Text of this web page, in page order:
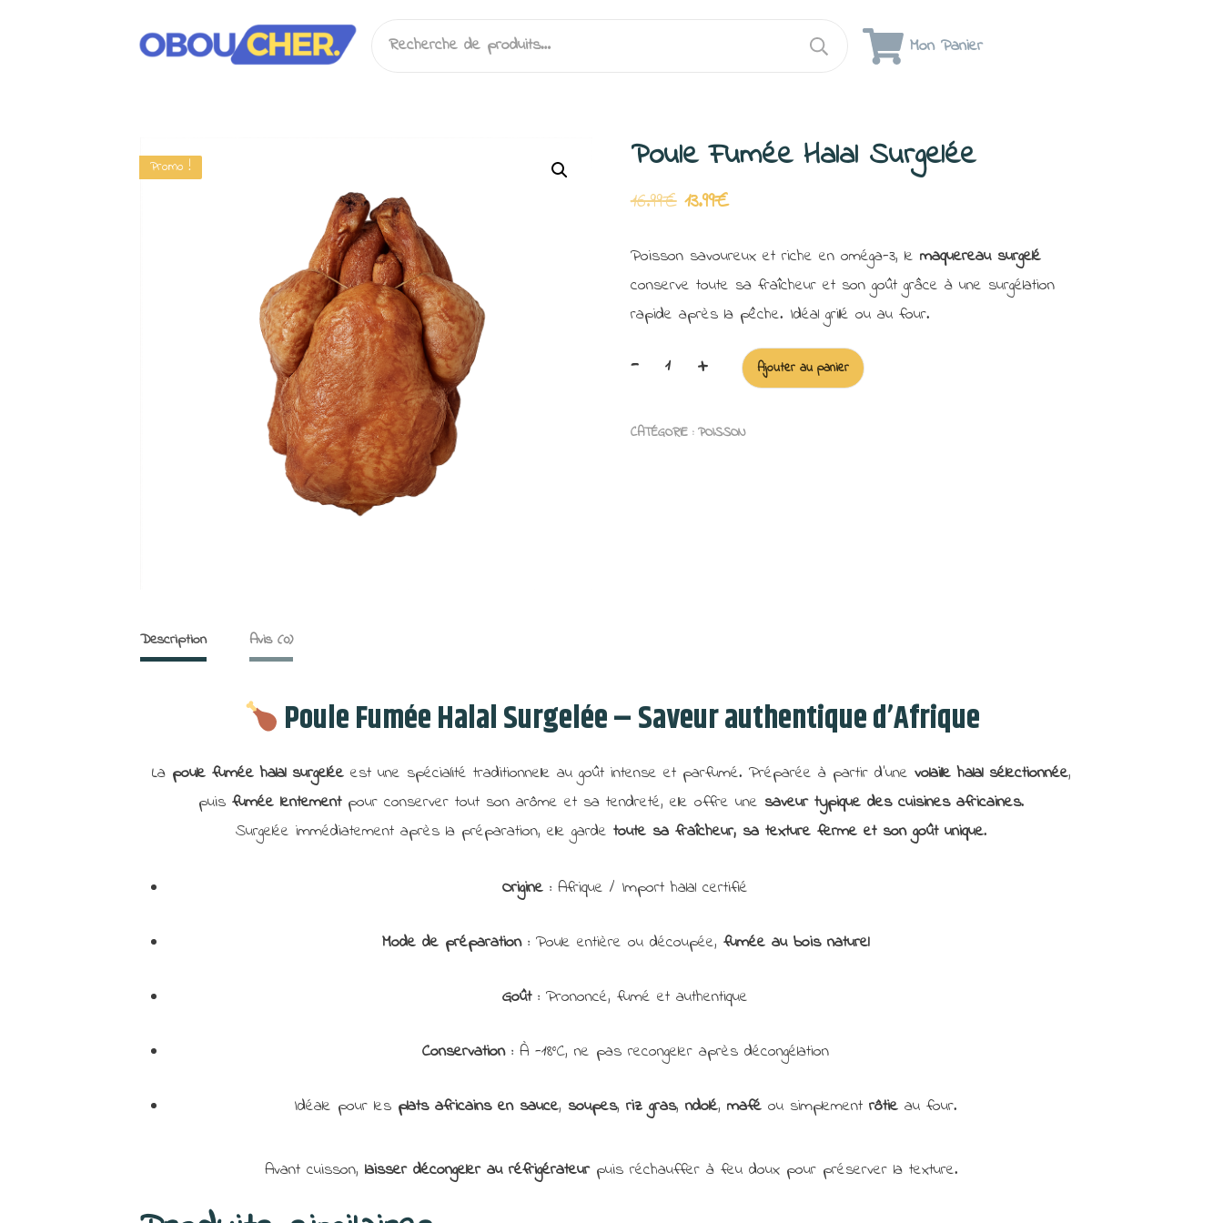
Recherche
Mon Panier
Promo ! Poule Fumée Halal Surgelée
16.99€ Le
initial
était :
13.99€Le
actuel
est :
Poisson savoureux et riche en oméga-3, le maquereau surgelé
conserve toute sa fraîcheur et son goût grâce à une surgélation
rapide après la pêche. Idéal grillé ou au four.
-
Poule
+ Ajouter au panier
CATÉGORIE :POISSON
Description Avis (0)
Poule Fumée Halal Surgelée – Saveur authentique d’Afrique
La poule fumée halal surgelée est une spécialité traditionnelle au goût intense et parfumé. Préparée à partir d’une volaille halal sélectionnée,
puis fumée lentementpour conserver tout son arôme et sa tendreté, elle offre une saveur typique des cuisines africaines.
Surgelée immédiatement après la préparation, elle garde toute sa fraîcheur, sa texture ferme et son goût unique.
Origine : Afrique / Import halal certifié
Mode de préparation :Poule entière ou découpée, fumée au bois naturel
Goût : Prononcé, fumé et authentique
Conservation :À -18°C, ne pas recongeler après décongélation
Idéale pour les plats africains en sauce, soupes, riz gras, ndolé, maféou simplement rôtieau four.
Avant cuisson, laisser décongeler au réfrigérateurpuis réchauffer à feu doux pour préserver la texture.